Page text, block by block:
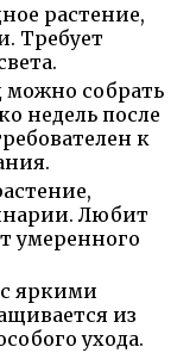
растение,
Требует
собрать
недель после
к
Любит
умеренного
яркими
из
ухода.